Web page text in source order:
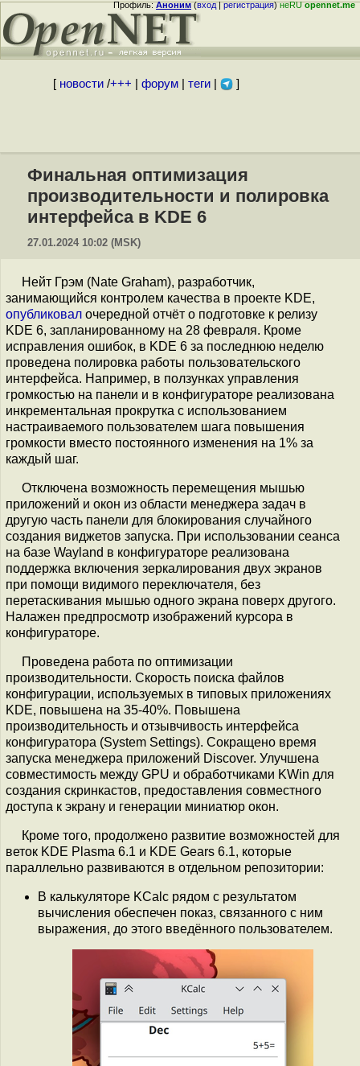
Профиль:Аноним(вход|регистрация)неRUopennet.me
[ новости/+++ форум| теги| ]
Финальная оптимизация
производительности и полировка
интерфейса в KDE 6
27.01.2024 10:02 (MSK)
Нейт Грэм (Nate Graham), разработчик,
занимающийся контролем качества в проекте KDE,
опубликовал очередной отчёт о подготовке к релизу
KDE 6, запланированному на 28 февраля. Кроме
исправления ошибок, в KDE 6 за последнюю неделю
проведена полировка работы пользовательского
интерфейса. Например, в ползунках управления
громкостью на панели и в конфигураторе реализована
инкрементальная прокрутка с использованием
настраиваемого пользователем шага повышения
громкости вместо постоянного изменения на 1% за
каждый шаг.
Отключена возможность перемещения мышью
приложений и окон из области менеджера задач в
другую часть панели для блокирования случайного
создания виджетов запуска. При использовании сеанса
на базе Wayland в конфигураторе реализована
поддержка включения зеркалирования двух экранов
при помощи видимого переключателя, без
перетаскивания мышью одного экрана поверх другого.
Налажен предпросмотр изображений курсора в
конфигураторе.
Проведена работа по оптимизации
производительности. Cкорость поиска файлов
конфигурации, используемых в типовых приложениях
KDE, повышена на 35-40%. Повышена
производительность и отзывчивость интерфейса
конфигуратора (System Settings). Сокращено время
запуска менеджера приложений Discover. Улучшена
совместимость между GPU и обработчиками KWin для
создания скринкастов, предоставления совместного
доступа к экрану и генерации миниатюр окон.
Кроме того, продолжено развитие возможностей для
веток KDE Plasma 6.1 и KDE Gears 6.1, которые
параллельно развиваются в отдельном репозитории:
В калькуляторе KCalc рядом с результатом
вычисления обеспечен показ, связанного с ним
выражения, до этого введённого пользователем.